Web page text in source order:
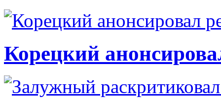
Корецкий